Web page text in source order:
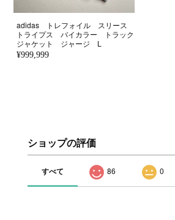
adidas トレフォイル スリース
トライプス バイカラー トラック
ジャケット ジャージ L
¥999,999
ショップの評価
すべて 86 0